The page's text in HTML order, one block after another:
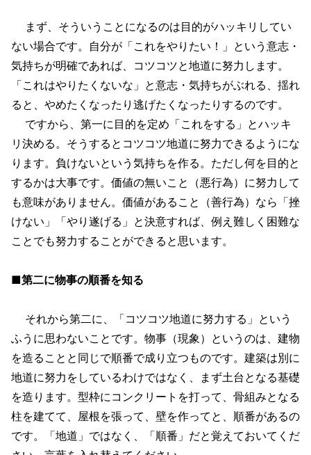
まず、そういうことになるのは目的がハッキリしてい
ない場合です。自分が「これをやりたい！」という意志・
気持ちが明確であれば、コツコツと地道に努力します。
「これはやりたくないな」と意志・気持ちがぶれる、揺れ
ると、やめたくなったり逃げたくなったりするのです。
ですから、第一に目的を定め「これをする」とハッキ
リ決める。そうするとコツコツ地道に努力できるようにな
ります。負けないという気持ちを作る。ただし何を目的と
するかは大事です。価値の無いこと（悪行為）に努力して
も意味がありません。価値があること（善行為）なら「挫
けない」「やり遂げる」と決意すれば、例え難しく困難な
ことでも努力することができると思います。
■第二に物事の順番を知る
それから第二に、「コツコツ地道に努力する」という
ふうに思わないことです。物事（現象）というのは、建物
を造ることと同じで順番で成り立つものです。建築は別に
地道に努力をしているわけではなく、まず土台となる基礎
を造ります。型枠にコンクリートを打って、骨組みとなる
柱を建てて、屋根を張って、壁を作ってと、順番があるの
です。「地道」ではなく、「順番」だと覚えておいてくだ